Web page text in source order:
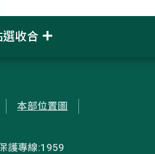
選收合
本部位置圖
護專線:1959